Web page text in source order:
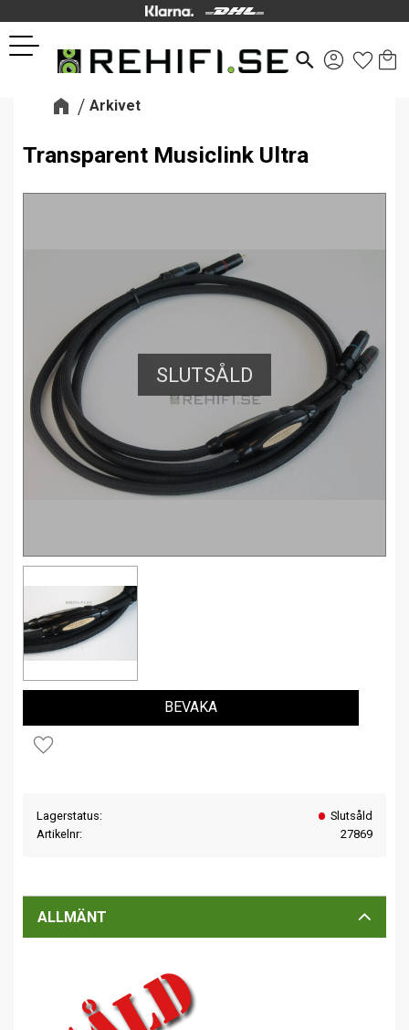
Meny
search
Arkivet
Transparent Musiclink Ultra
SLUTSÅLD
Lägg till i favoriter
BEVAKA
Lagerstatus
Slutsåld
Artikelnr
27869
ALLMÄNT